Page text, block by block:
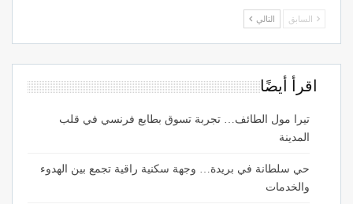
السابق التالي
اقرأ أيضًا
تيرا مول الطائف… تجربة تسوق بطابع فرنسي في قلب
المدينة
حي سلطانة في بريدة… وجهة سكنية راقية تجمع بين الهدوء
والخدمات